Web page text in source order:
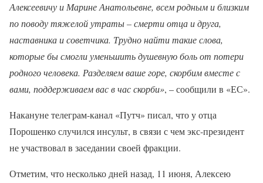
Алексеевичу и Марине Анатольевне, всем родным и близким
по поводу тяжелой утраты – смерти отца и друга,
наставника и советчика. Трудно найти такие слова,
которые бы смогли уменьшить душевную боль от потери
родного человека. Разделяем ваше горе, скорбим вместе с
вами, поддерживаем вас в час скорби», – сообщили в «ЕС».
Накануне телеграм-канал «Путч» писал, что у отца
Порошенко случился инсульт, в связи с чем экс-президент
не участвовал в заседании своей фракции.
Отметим, что несколько дней назад, 11 июня, Алексею